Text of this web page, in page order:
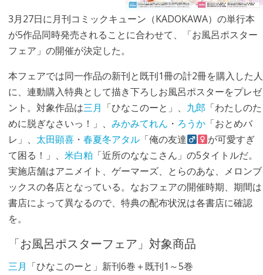
3月27日に月刊コミックキューン（KADOKAWA）の単行本
が5作品同時発売されることに合わせて、「お風呂ポスター
フェア」の開催が決定した。
本フェアでは同一作品の新刊と既刊1冊の計2冊を購入した人
に、連動購入特典として描き下ろしお風呂ポスターをプレゼ
ント。対象作品は三月 「ひなこのーと」、 九郎 「わたしのた
めに脱ぎなさいっ！」、 みかみてれん ・ ろうか「おとめバ
レ」、 太田顕喜・ 春夏冬アタル「俺の友達
が可愛すぎ
て困る！」、 米白粕 「近所のななこさん」の5タイトルだ。
実施店舗はアニメイト、ゲーマーズ、とらのあな、メロンブ
ックスの各店となっている。なおフェアの開催時期、期間は
書店によって異なるので、特典の配布状況は各書店に確認
を。
「お風呂ポスターフェア」対象商品
三月 「ひなこのーと」新刊6巻＋既刊1～5巻